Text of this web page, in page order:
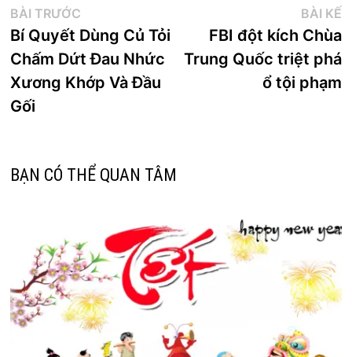
Điều
hướng
bài
viết
BÀI TRƯỚC
trước:
Bí Quyết Dùng Củ Tỏi
Chấm Dứt Đau Nhức
Xương Khớp Và Đầu
Gối
BÀI KẾ
FBI đột kích Chùa
Trung Quốc triệt phá
ổ tội phạm
BẠN CÓ THỂ QUAN TÂM